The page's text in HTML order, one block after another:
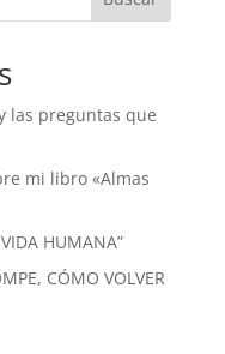
las preguntas que
mi libro «Almas
HUMANA”
CÓMO VOLVER